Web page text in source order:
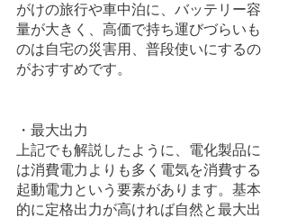
がけの旅行や車中泊に、バッテリー容
量が大きく、高価で持ち運びづらいも
のは自宅の災害用、普段使いにするの
がおすすめです。
・最大出力
上記でも解説したように、電化製品に
は消費電力よりも多く電気を消費する
起動電力という要素があります。基本
的に定格出力が高ければ自然と最大出